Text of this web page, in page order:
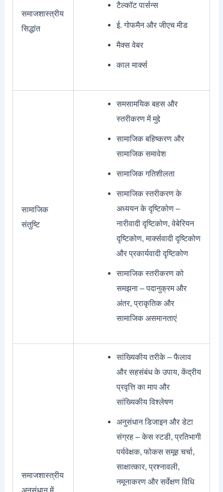
समाजशास्त्रीय
सिद्धांत
टैल्कॉट पार्सन्स
ई. गोफमैन और जीएच मीड
मैक्स वेबर
काल मार्क्स
सामाजिक
संतुष्टि
समसामयिक बहस और
स्तरीकरण में मुद्दे
सामाजिक बहिष्करण और
सामाजिक समावेश
सामाजिक गतिशीलता
सामाजिक स्तरीकरण के
अध्ययन के दृष्टिकोण –
नारीवादी दृष्टिकोण, वेबेरियन
दृष्टिकोण, मार्क्सवादी दृष्टिकोण
और प्रकार्यवादी दृष्टिकोण
सामाजिक स्तरीकरण को
समझना – पदानुक्रम और
अंतर, प्राकृतिक और
सामाजिक असमानताएं
समाजशास्त्रीय
अनुसंधान में
सांख्यिकीय तरीके – फैलाव
और सहसंबंध के उपाय, केंद्रीय
प्रवृत्ति का माप और
सांख्यिकीय विश्लेषण
अनुसंधान डिजाइन और डेटा
संग्रह – केस स्टडी, प्रतिभागी
पर्यवेक्षक, फोकस समूह चर्चा,
साक्षात्कार, प्रश्नावली,
नमूनाकरण और सर्वेक्षण विधि